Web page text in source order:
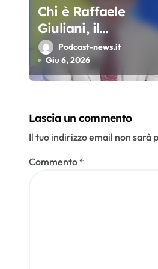
a
r
t
c
o
l
Chi è Raffaele
Giuliani, il
divulgatore social
che sogna
e predica
Podcast-news.it
Giu 6, 2026
Lascia un commento
Il tuo indirizzo email non sarà
Commento *